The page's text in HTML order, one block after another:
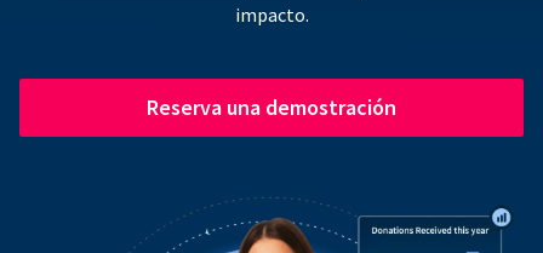
impacto.
Reserva una demostración